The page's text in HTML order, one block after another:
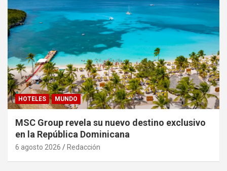
HOTELES MUNDO
MSC Group revela su nuevo destino exclusivo
en la República Dominicana
6 agosto 2026 Redacción